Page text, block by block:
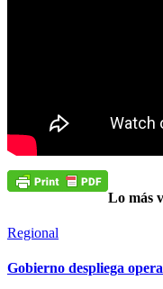
Lo más
Regional
Gobierno despliega